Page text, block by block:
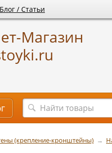
Блог / Статьи
Магазин
(крепление-кронштейны) →